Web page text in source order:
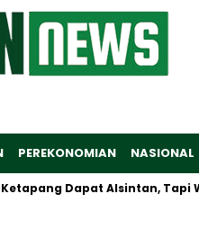
PEREKONOMIAN NASIONAL
Dapat Alsintan, Tapi